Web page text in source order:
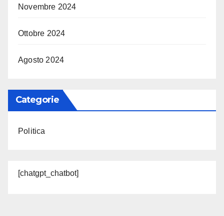
Novembre 2024
Ottobre 2024
Agosto 2024
Categorie
Politica
[chatgpt_chatbot]